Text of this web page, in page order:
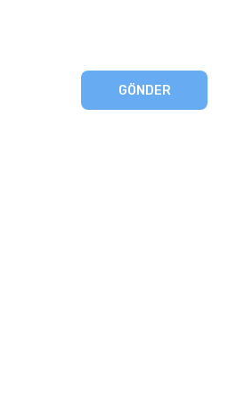
GÖNDER